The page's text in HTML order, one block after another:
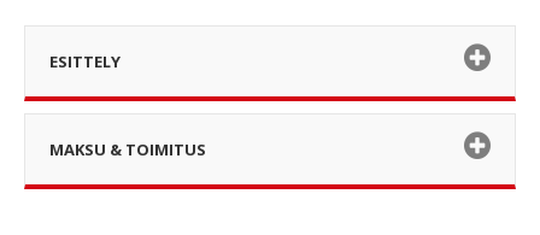
ESITTELY
MAKSU & TOIMITUS